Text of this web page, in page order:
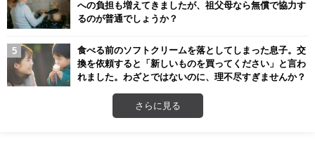
への負担も増えてきましたが、祖父母なら無償で協力す
るのが普通でしょうか？
食べる前のソフトクリームを落としてしまった息子。交
換を依頼すると「新しいものを買ってください」と言わ
れました。わざとではないのに、理不尽すぎませんか？
さらに見る